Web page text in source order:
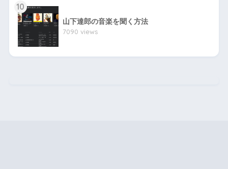
10
山下達郎の音楽を聞く方法
7090 views